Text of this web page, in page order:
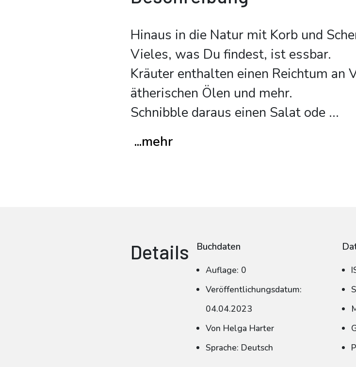
Hinaus in die Natur mit Korb und
Vieles, was Du findest, ist essbar.
Kräuter enthalten einen Reichtum an
ätherischen Ölen und mehr.
Schnibble daraus einen Salat ode...
...mehr
Details Buchdaten
Auflage: 0
Veröffentlichungsdatum:
04.04.2023
Von Helga Harter
Sprache: Deutsch